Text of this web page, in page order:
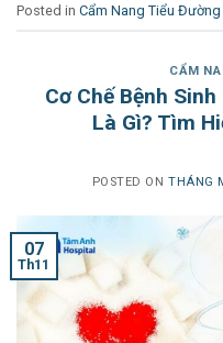
Posted in Cẩm Nang Tiểu Đường
CẨM
Cơ Chế Bệnh
Là Gì? Tìm
POSTED ONTHÁNG
07
Th11